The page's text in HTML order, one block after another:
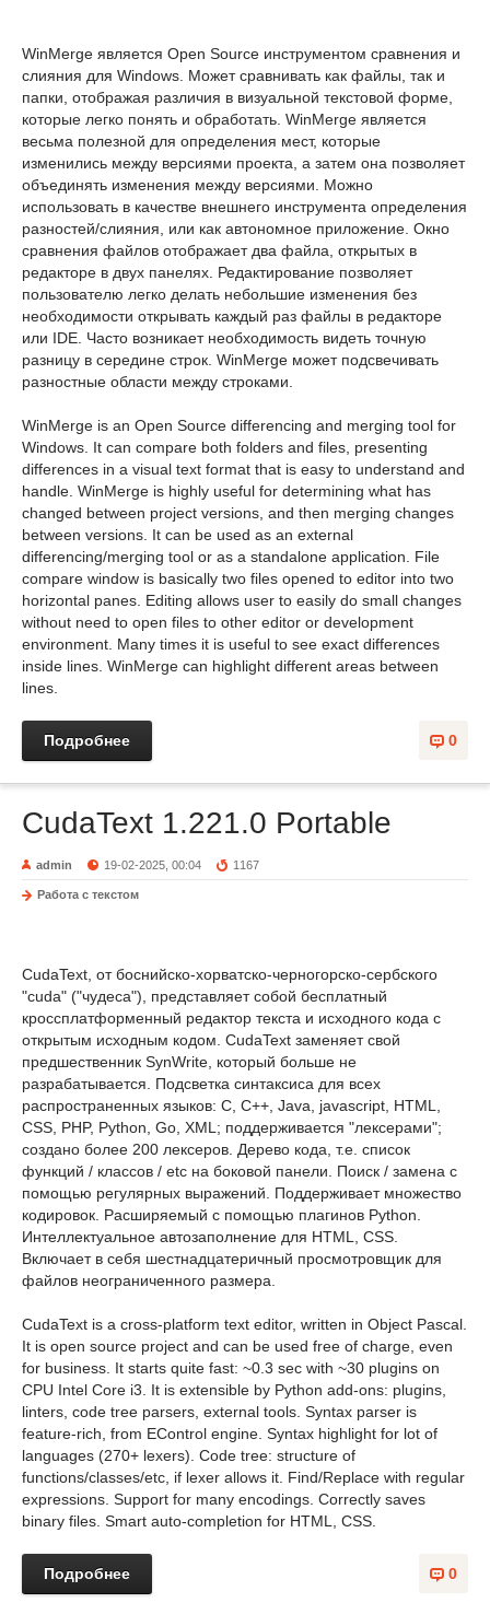
WinMerge является Open Source инструментом сравнения и
слияния для Windows. Может сравнивать как файлы, так и
папки, отображая различия в визуальной текстовой форме,
которые легко понять и обработать. WinMerge является
весьма полезной для определения мест, которые
изменились между версиями проекта, а затем она позволяет
объединять изменения между версиями. Можно
использовать в качестве внешнего инструмента определения
разностей/слияния, или как автономное приложение. Окно
сравнения файлов отображает два файла, открытых в
редакторе в двух панелях. Редактирование позволяет
пользователю легко делать небольшие изменения без
необходимости открывать каждый раз файлы в редакторе
или IDE. Часто возникает необходимость видеть точную
разницу в середине строк. WinMerge может подсвечивать
разностные области между строками.
WinMerge is an Open Source differencing and merging tool for
Windows. It can compare both folders and files, presenting
differences in a visual text format that is easy to understand and
handle. WinMerge is highly useful for determining what has
changed between project versions, and then merging changes
between versions. It can be used as an external
differencing/merging tool or as a standalone application. File
compare window is basically two files opened to editor into two
horizontal panes. Editing allows user to easily do small changes
without need to open files to other editor or development
environment. Many times it is useful to see exact differences
inside lines. WinMerge can highlight different areas between
lines.
0
Подробнее
CudaText 1.221.0 Portable
admin 19-02-2025, 00:04 1167
Работа с текстом
CudaText, от боснийско-хорватско-черногорско-сербского
"cuda" ("чудеса"), представляет собой бесплатный
кроссплатформенный редактор текста и исходного кода с
открытым исходным кодом. CudaText заменяет свой
предшественник SynWrite, который больше не
разрабатывается. Подсветка синтаксиса для всех
распространенных языков: C, C++, Java, javascript, HTML,
CSS, PHP, Python, Go, XML; поддерживается "лексерами";
создано более 200 лексеров. Дерево кода, т.е. список
функций / классов / etc на боковой панели. Поиск / замена с
помощью регулярных выражений. Поддерживает множество
кодировок. Расширяемый с помощью плагинов Python.
Интеллектуальное автозаполнение для HTML, CSS.
Включает в себя шестнадцатеричный просмотровщик для
файлов неограниченного размера.
CudaText is a cross-platform text editor, written in Object Pascal.
It is open source project and can be used free of charge, even
for business. It starts quite fast: ~0.3 sec with ~30 plugins on
CPU Intel Core i3. It is extensible by Python add-ons: plugins,
linters, code tree parsers, external tools. Syntax parser is
feature-rich, from EControl engine. Syntax highlight for lot of
languages (270+ lexers). Code tree: structure of
functions/classes/etc, if lexer allows it. Find/Replace with regular
expressions. Support for many encodings. Correctly saves
binary files. Smart auto-completion for HTML, CSS.
0
Подробнее